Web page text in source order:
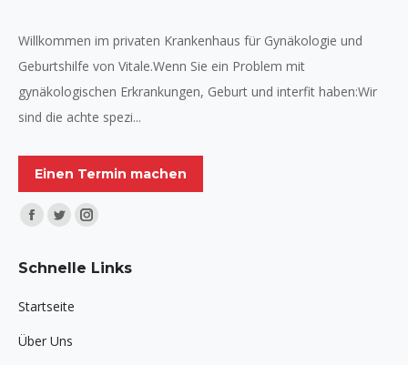
Willkommen im privaten Krankenhaus für Gynäkologie und
Geburtshilfe von Vitale.Wenn Sie ein Problem mit
gynäkologischen Erkrankungen, Geburt und interfit haben:Wir
sind die achte spezi...
Einen Termin machen
Finden Sie uns auf:
Facebook
opens
window
Twitter
opens
window
Instagram
opens
Schnelle Links
Startseite
Über Uns